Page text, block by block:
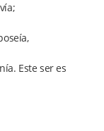
Este ser es